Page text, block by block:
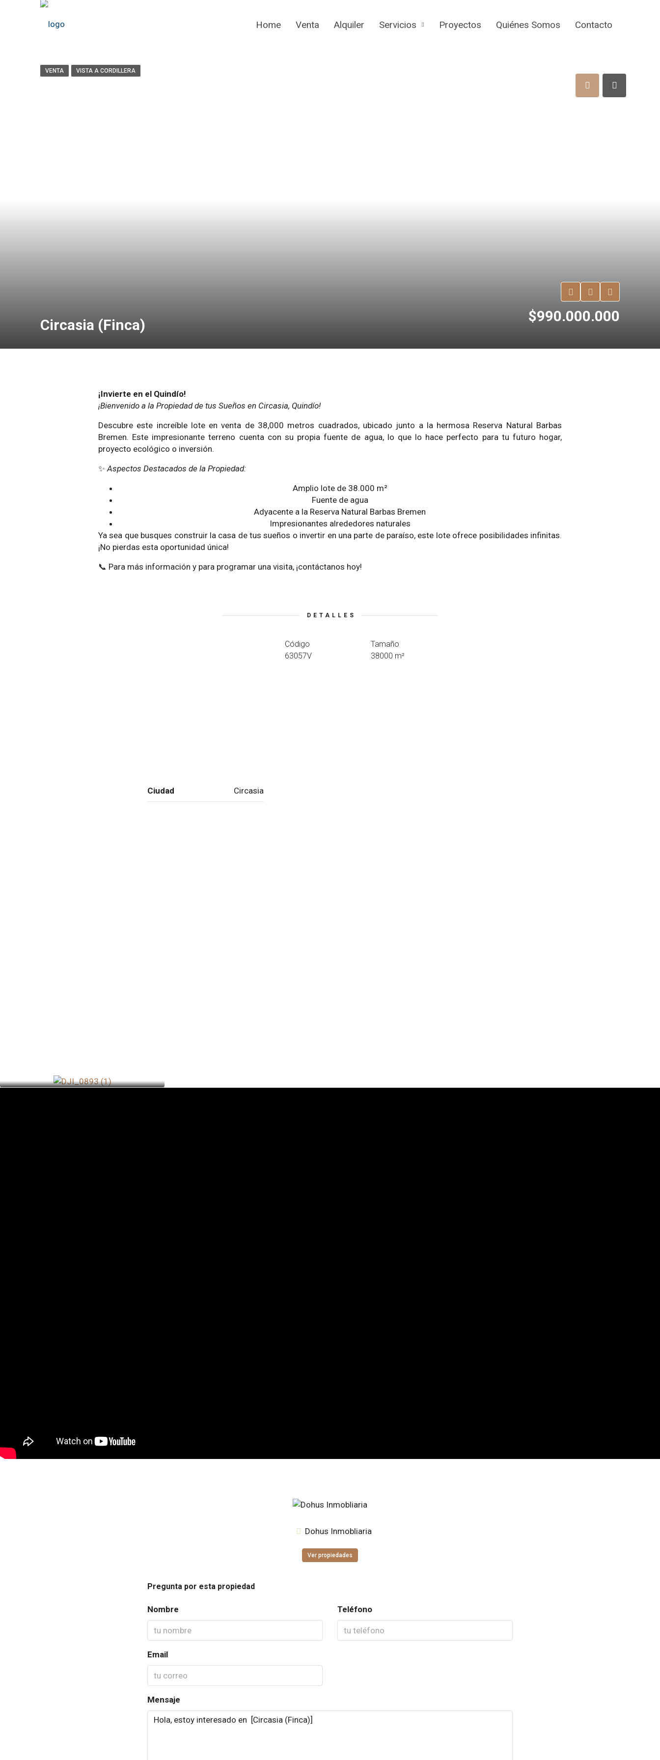
Home Venta Alquiler Servicios Proyectos Quiénes Somos Contacto
VENTA VISTA A CORDILLERA
Circasia (Finca)
$990.000.000
¡Invierte en el Quindío!
¡Bienvenido a la Propiedad de tus Sueños en Circasia, Quindío!
Descubre este increíble lote en venta de 38,000 metros cuadrados, ubicado junto a la hermosa Reserva Natural Barbas
Bremen. Este impresionante terreno cuenta con su propia fuente de agua, lo que lo hace perfecto para tu futuro hogar,
proyecto ecológico o inversión.
✨Aspectos Destacados de la Propiedad:
Amplio lote de 38.000 m²
Fuente de agua
Adyacente a la Reserva Natural Barbas Bremen
Impresionantes alrededores naturales
Ya sea que busques construir la casa de tus sueños o invertir en una parte de paraíso, este lote ofrece posibilidades infinitas.
¡No pierdas esta oportunidad única!
📞 Para más información y para programar una visita, ¡contáctanos hoy!
DETALLES
Código
63057V
Tamaño
38000 m²
Ciudad Circasia
Dohus Inmobliaria
Ver propiedades
Pregunta por esta propiedad
Nombre Teléfono
Email
Mensaje